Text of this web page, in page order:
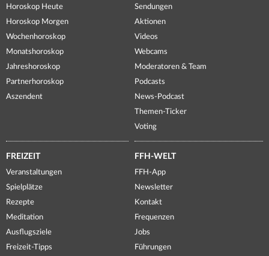
Horoskop Heute
Horoskop Morgen
Wochenhoroskop
Monatshoroskop
Jahreshoroskop
Partnerhoroskop
Aszendent
Sendungen
Aktionen
Videos
Webcams
Moderatoren & Team
Podcasts
News-Podcast
Themen-Ticker
Voting
FREIZEIT
Veranstaltungen
Spielplätze
Rezepte
Meditation
Ausflugsziele
Freizeit-Tipps
FFH-WELT
FFH-App
Newsletter
Kontakt
Frequenzen
Jobs
Führungen